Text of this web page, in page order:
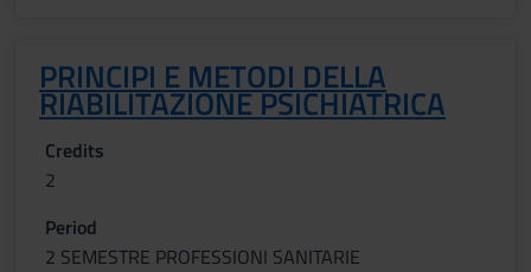
PRINCIPI E METODI DELLA
RIABILITAZIONE PSICHIATRICA
Credits
2
Period
2 SEMESTRE PROFESSIONI SANITARIE